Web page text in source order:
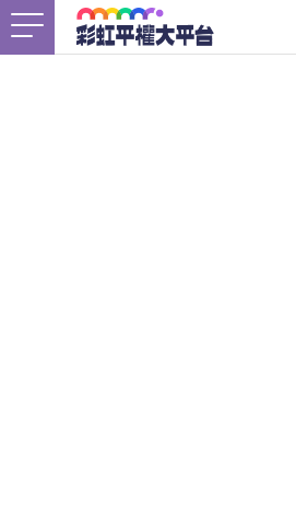
首頁